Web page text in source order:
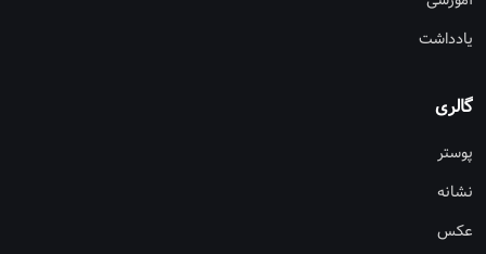
یادداشت
گالری
پوستر
نشانه
عکس